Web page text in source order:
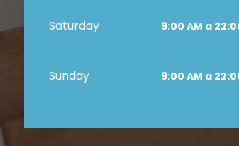
Saturday 9:00 AM a
Sunday 9:00 AM a